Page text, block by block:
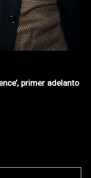
primer adelanto